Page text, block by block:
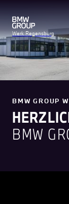
Werk Regensburg
BMW GROUP
BMW